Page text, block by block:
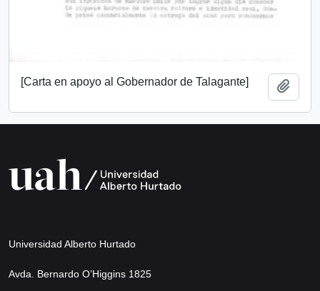
[Carta en apoyo al Gobernador de Talagante]
Universidad Alberto Hurtado
Avda. Bernardo O’Higgins 1825